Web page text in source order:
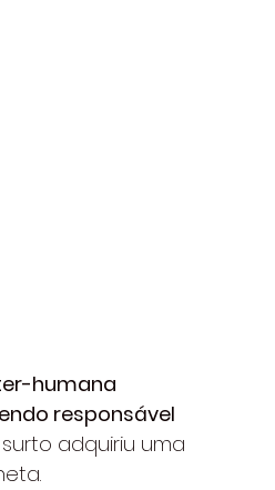
humana
responsável
adquiriu uma